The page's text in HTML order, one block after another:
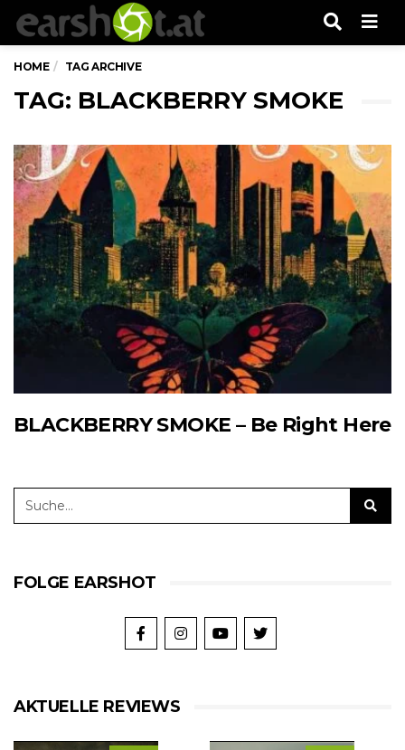
HOME TAG ARCHIVE
TAG: BLACKBERRY SMOKE
BLACKBERRY SMOKE – Be Right Here
FOLGE EARSHOT
AKTUELLE REVIEWS